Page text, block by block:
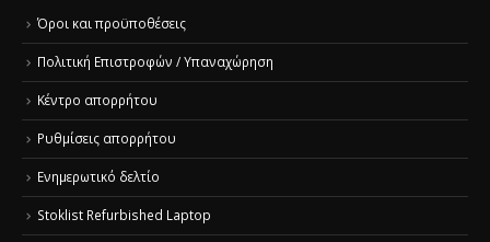
Όροι και προϋποθέσεις
Πολιτική Επιστροφών / Υπαναχώρηση
Κέντρο απορρήτου
Ρυθμίσεις απορρήτου
Ενημερωτικό δελτίο
Stoklist Refurbished Laptop